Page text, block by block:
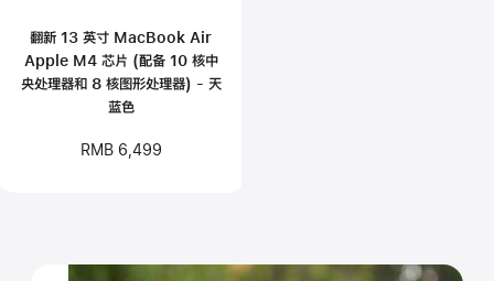
翻新 13 英寸 MacBook Air
Apple M4 芯片 (配备 10 核中
央处理器和 8 核图形处理器) - 天
蓝色
RMB 6,499